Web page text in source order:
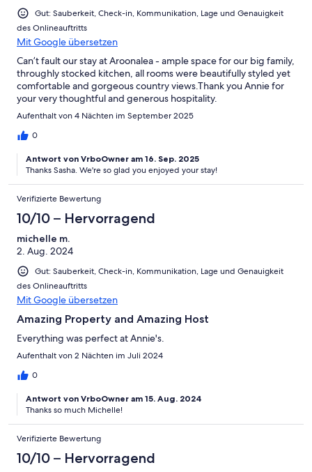
Gut: Sauberkeit, Check-in, Kommunikation, Lage und Genauigkeit
des Onlineauftritts
Mit Google übersetzen
Can’t fault our stay at Aroonalea - ample space for our big family,
throughly stocked kitchen, all rooms were beautifully styled yet
comfortable and gorgeous country views.Thank you Annie for
your very thoughtful and generous hospitality.
Aufenthalt von 4 Nächten im September 2025
0
Antwort von VrboOwner am 16. Sep. 2025
Thanks Sasha. We're so glad you enjoyed your stay!
Verifizierte Bewertung
10/10 – Hervorragend
michelle m.
2. Aug. 2024
Gut: Sauberkeit, Check-in, Kommunikation, Lage und Genauigkeit
des Onlineauftritts
Mit Google übersetzen
Amazing Property and Amazing Host
Everything was perfect at Annie's.
Aufenthalt von 2 Nächten im Juli 2024
0
Antwort von VrboOwner am 15. Aug. 2024
Thanks so much Michelle!
Verifizierte Bewertung
10/10 – Hervorragend